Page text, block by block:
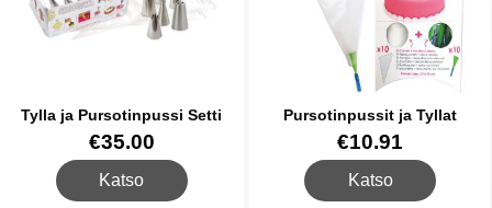
Tylla ja Pursotinpussi Setti
Tuote.nro 35625
€35.00
Katso
, Tylla ja Pursotinpussi Setti
Pursotinpussit ja Tyllat
Tuote.nro 35628
€10.91
Katso
, Pursotinpussit ja Tyllat